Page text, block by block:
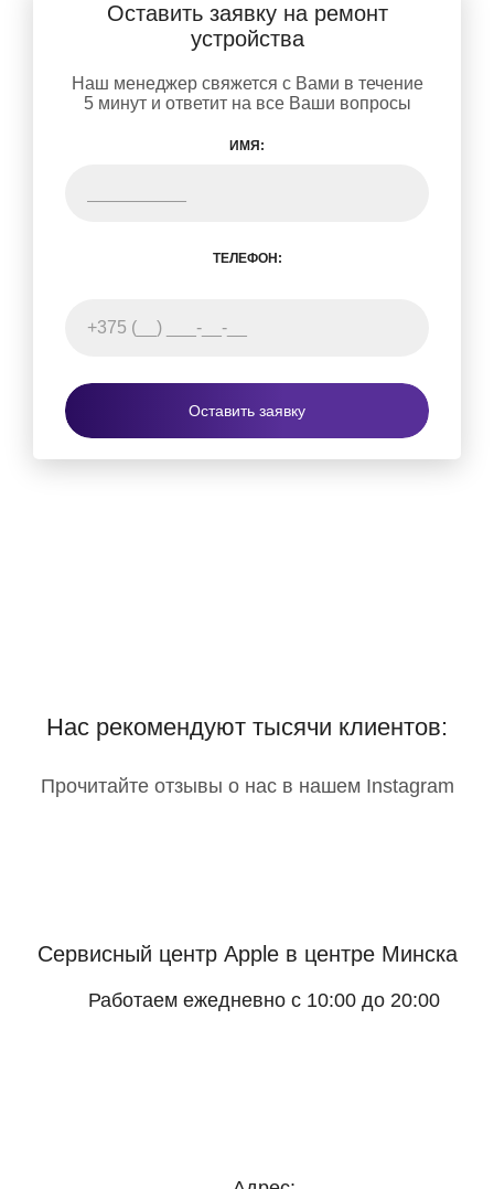
Оставить заявку на ремонт
устройства
Наш менеджер свяжется с Вами в течение
5 минут и ответит на все Ваши вопросы
ИМЯ:
ТЕЛЕФОН:
Оставить заявку
Нас рекомендуют тысячи клиентов:
Прочитайте отзывы о нас в нашем Instagram
Сервисный центр Appleв центре Минска
Работаем ежедневно с 10:00 до 20:00